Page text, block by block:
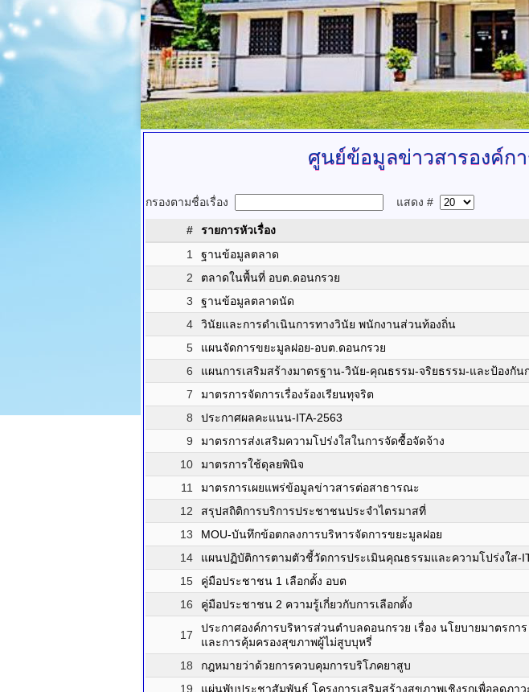
ศูนย์ข้อมูลข่าวสารองค์ก
กรองตามชื่อเรื่อง แสดง #
# รายการหัวเรื่อง
1
ฐานข้อมูลตลาด
2
ตลาดในพื้นที่ อบต.ดอนกรวย
3
ฐานข้อมูลตลาดนัด
4
วินัยและการดำเนินการทางวินัย พนักงานส่วนท้องถิ่น
5
แผนจัดการขยะมูลฝอย-อบต.ดอนกรวย
6
แผนการเสริมสร้างมาตรฐาน-วินัย-คุณธรรม-จริยธรรม-และป้องกัน
7
มาตรการจัดการเรื่องร้องเรียนทุจริต
8
ประกาศผลคะแนน-ITA-2563
9
มาตรการส่งเสริมความโปร่งใสในการจัดซื้อจัดจ้าง
10
มาตรการใช้ดุลยพินิจ
11
มาตรการเผยแพร่ข้อมูลข่าวสารต่อสาธารณะ
12
สรุปสถิติการบริการประชาชนประจำไตรมาสที่
13
MOU-บันทึกข้อตกลงการบริหารจัดการขยะมูลฝอย
14
แผนปฏิบัติการตามตัวชี้วัดการประเมินคุณธรรมและความโปร่งใส-
15
คู่มือประชาชน 1 เลือกตั้ง อบต
16
คู่มือประชาชน 2 ความรู้เกี่ยวกับการเลือกตั้ง
17
ประกาศองค์การบริหารส่วนตำบลดอนกรวย เรื่อง นโยบายมาตรก
และการคุ้มครองสุขภาพผู้ไม่สูบบุหรี่
18 กฎหมายว่าด้วยการควบคุมการบริโภคยาสูบ
19
แผ่นพับประชาสัมพันธ์ โครงการเสริมสร้างสุขภาพเชิงรุกเพื่อลดภา